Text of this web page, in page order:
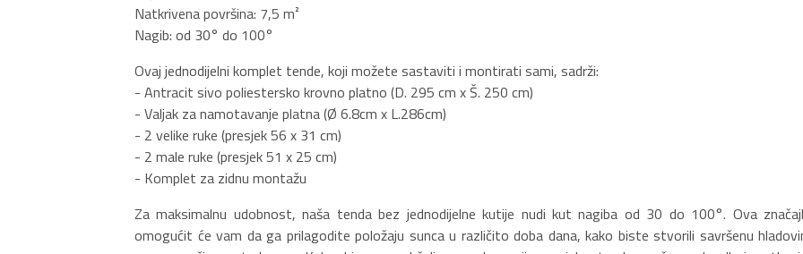
Natkrivena površina: 7,5 m²
Nagib: od 30° do 100°
Ovaj jednodijelni komplet tende, koji možete sastaviti i montirati sami, sadrži:
- Antracit sivo poliestersko krovno platno (D. 295 cm x Š. 250 cm)
- Valjak za namotavanje platna (Ø 6.8cm x L.286cm)
- 2 velike ruke (presjek 56 x 31 cm)
- 2 male ruke (presjek 51 x 25 cm)
- Komplet za zidnu montažu
Za maksimalnu udobnost, naša tenda bez jednodijelne kutije nudi kut nagiba od 30 do 100°. Ova
omogućit će vam da ga prilagodite položaju sunca u različito doba dana, kako biste stvorili savršenu